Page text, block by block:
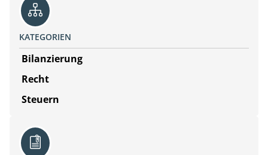
KATEGORIEN
Bilanzierung
Recht
Steuern